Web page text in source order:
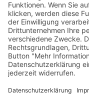
Entdecken Sie
und Demokratie -
verfügbar.